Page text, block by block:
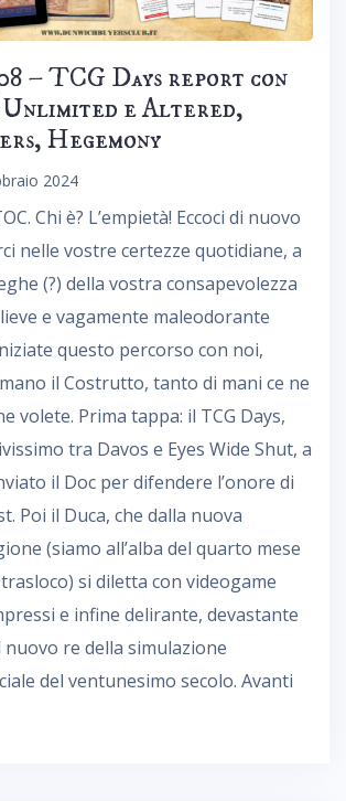
– TCG Days report con
Unlimited e Altered,
Hegemony
2024
Chi è? L’empietà! Eccoci di nuovo
nelle vostre certezze quotidiane, a
(?) della vostra consapevolezza
e vagamente maleodorante
questo percorso con noi,
il Costrutto, tanto di mani ce ne
volete. Prima tappa: il TCG Days,
tra Davos e Eyes Wide Shut, a
il Doc per difendere l’onore di
Poi il Duca, che dalla nuova
(siamo all’alba del quarto mese
si diletta con videogame
e infine delirante, devastante
re della simulazione
del ventunesimo secolo. Avanti